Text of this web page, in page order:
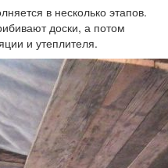
в несколько этапов.
доски, а потом
и утеплителя.